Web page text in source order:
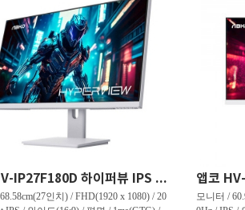
앱코 HV-IP27F180D 하이퍼뷰 IPS FHD 200 HDR 무결점
인치) / FHD(1920 x 1080) / 20
모니터 /